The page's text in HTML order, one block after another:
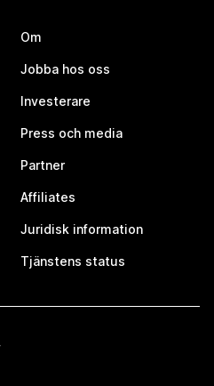
Om
Jobba hos oss
Investerare
Press och media
Partner
Affiliates
Juridisk information
Tjänstens status